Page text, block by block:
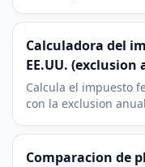
Calculadora del
EE.UU.
Calcula el impuesto
con la exclusion
dolares). Incluye
Comparacion de